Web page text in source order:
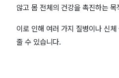
않고 몸 전체의 건강을 촉진하는
이로 인해 여러 가지 질병이나 신
줄 수 있습니다.